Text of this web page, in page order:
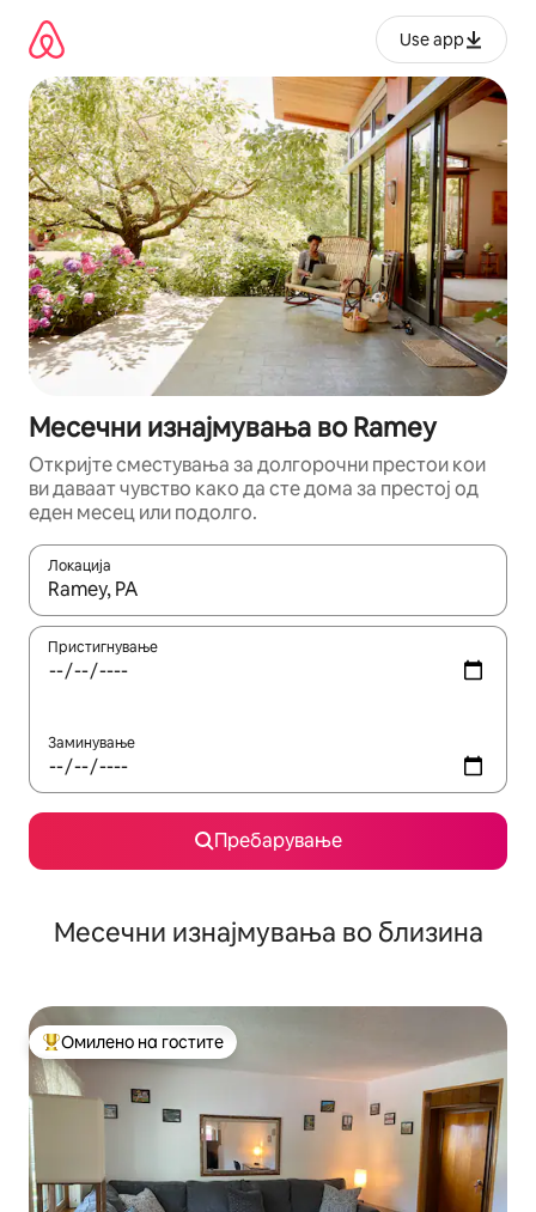
содржина
Use app
Месечни изнајмувања во Ramey
Откријте сместувања за долгорочни престои кои
ви даваат чувство како да сте дома за престој од
еден месец или подолго.
Локација
Кога резултатите се достапни, движете се со копчињата
Пристигнување
Заминување
Пребарување
Месечни изнајмувања во близина
Меѓу најуспешните „Омилени на гостите“
Омилено на гостите